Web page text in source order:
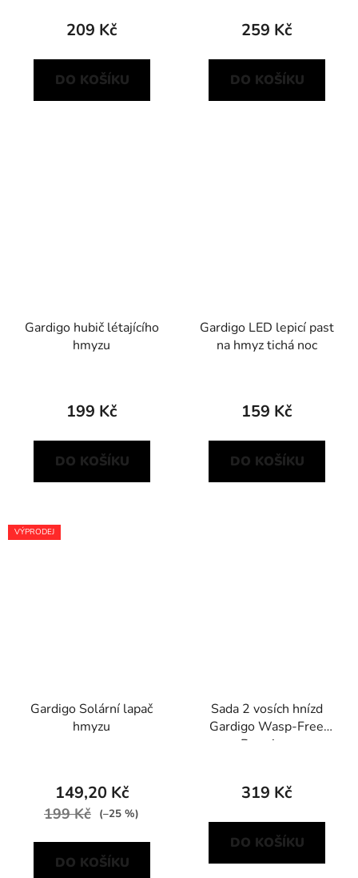
209 Kč
DO KOŠÍKU
259 Kč
DO KOŠÍKU
Gardigo hubič létajícího
hmyzu
199 Kč
DO KOŠÍKU
Gardigo LED lepicí past
na hmyz tichá noc
159 Kč
DO KOŠÍKU
VÝPRODEJ
Gardigo Solární lapač
hmyzu
149,20 Kč
199 Kč (–25 %)
DO KOŠÍKU
Sada 2 vosích hnízd
Gardigo Wasp-Free
Premium
319 Kč
DO KOŠÍKU